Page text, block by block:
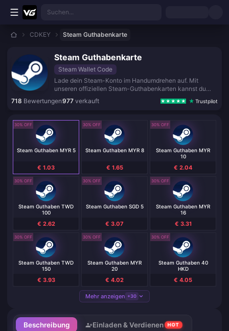
Zum Hauptinhalt springen
Suchen...
CDKEY Steam Guthabenkarte
Steam Guthabenkarte
Steam Wallet Code
Lade dein Steam-Konto im Handumdrehen auf. Mit
unseren offiziellen Steam-Guthabenkarten kannst du
Spiele, Erweiterungen und Software direkt im Steam
Store kaufen – ganz ohne Kreditkarte. Code sofort nach
718 Bewertungen977 verkauft Trustpilot
Beschreibung Einladen & Verdienen HOT
30% OFF
Steam Guthaben MYR 5
€ 1.03
30% OFF
Steam Guthaben MYR 8
€ 1.65
30% OFF
Steam Guthaben MYR
10
€ 2.04
30% OFF
Steam Guthaben TWD
100
€ 2.62
30% OFF
Steam Guthaben SGD 5
€ 3.07
30% OFF
Steam Guthaben MYR
16
€ 3.31
30% OFF
Steam Guthaben TWD
150
€ 3.93
30% OFF
Steam Guthaben MYR
20
€ 4.02
30% OFF
Steam Guthaben 40
HKD
€ 4.05
Mehr anzeigen +30